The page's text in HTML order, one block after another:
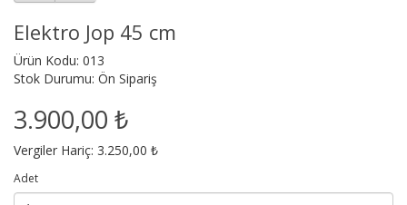
Elektro Jop 45 cm
Ürün Kodu: 013
Stok Durumu: Ön Sipariş
3.900,00 ₺
Vergiler Hariç: 3.250,00 ₺
Adet